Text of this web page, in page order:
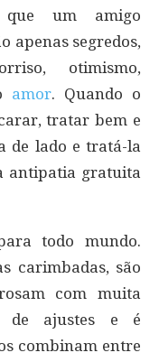
um amigo
apenas segredos,
otimismo,
amor. Quando o
tratar bem e
de lado e tratá-la
antipatia gratuita
todo mundo.
carimbadas, são
com muita
de ajustes e é
combinam entre